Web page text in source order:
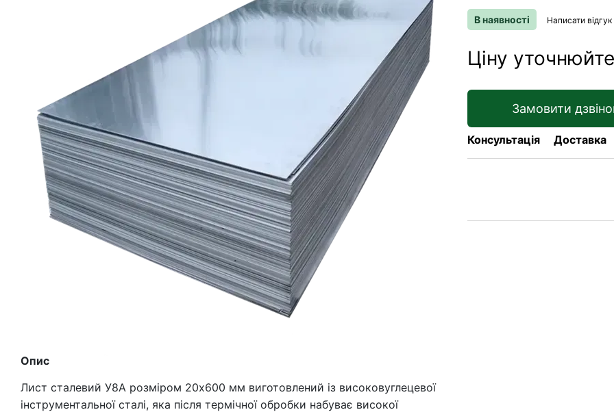
Опис
Лист сталевий У8А розміром 20х600 мм виготовлений із високовуглецевої
інструментальної сталі, яка після термічної обробки набуває високої
В наявності Написати відгук
Ціну уточнюйте
Замовити
Консультація Доставка